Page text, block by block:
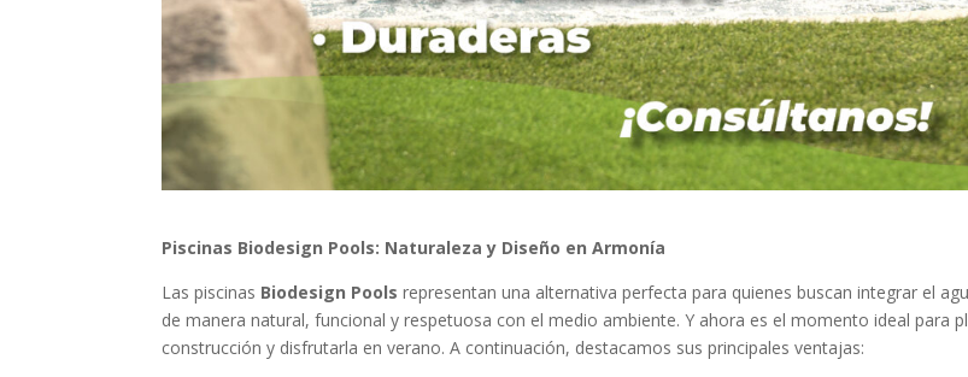
Piscinas Biodesign Pools: Naturaleza y Diseño en Armonía
Las piscinas Biodesign Pools representan una alternativa perfecta para quienes buscan integrar el
de manera natural, funcional y respetuosa con el medio ambiente. Y ahora es el momento ideal para
construcción y disfrutarla en verano. A continuación, destacamos sus principales ventajas: